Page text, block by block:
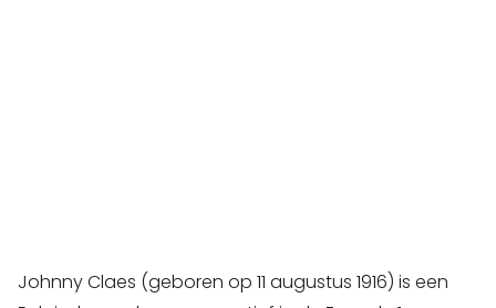
Johnny Claes (geboren op 11 augustus 1916) is een